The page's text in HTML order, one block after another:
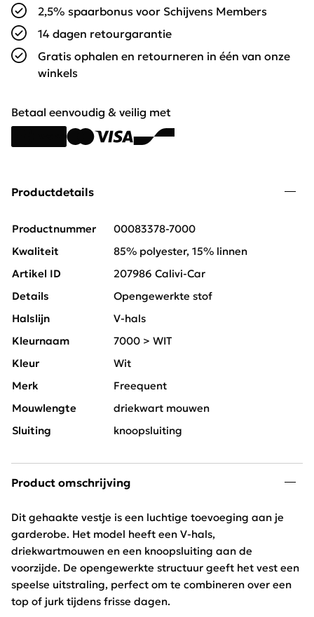
2,5% spaarbonus voor Schijvens Members
14 dagen retourgarantie
Gratis ophalen en retourneren in één van onze
winkels
Betaal eenvoudig & veilig met
Productdetails
Productnummer
00083378-7000
Kwaliteit
85% polyester, 15% linnen
Artikel ID
207986 Calivi-Car
Details
Opengewerkte stof
Halslijn
V-hals
Kleurnaam
7000 > WIT
Kleur
Wit
Merk
Freequent
Mouwlengte
driekwart mouwen
Sluiting
knoopsluiting
Product omschrijving
Dit gehaakte vestje is een luchtige toevoeging aan je
garderobe. Het model heeft een V-hals,
driekwartmouwen en een knoopsluiting aan de
voorzijde. De opengewerkte structuur geeft het vest een
speelse uitstraling, perfect om te combineren over een
top of jurk tijdens frisse dagen.